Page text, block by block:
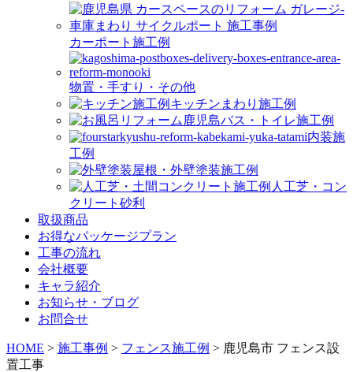
カーポート施工例
物置・手すり・その他
キッチンまわり施工例
バス・トイレ施工例
内装施
工例
屋根・外壁塗装施工例
人工芝・コン
クリート砂利
取扱商品
お得なパッケージプラン
工事の流れ
会社概要
キャラ紹介
お知らせ・ブログ
お問合せ
HOME > 施工事例 > フェンス施工例 > 鹿児島市 フェンス設
置工事